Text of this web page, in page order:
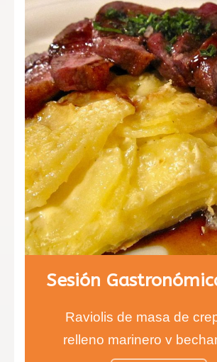
Raviolis de masa de
relleno marinero y